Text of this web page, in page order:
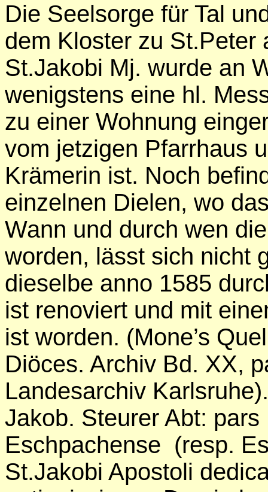
Die Seelsorge für Tal
dem Kloster zu St.Peter
St.Jakobi Mj. wurde an
wenigstens eine hl.
zu einer Wohnung
vom jetzigen Pfarrhaus
Krämerin ist. Noch
einzelnen Dielen, wo
Wann und durch wen
worden, lässt sich nicht
dieselbe anno 1585
ist renoviert und mit
ist worden. (Mone’s
Diöces. Archiv Bd. XX,
Landesarchiv
Jakob. Steurer Abt:
Eschpachense (resp.
St.Jakobi Apostoli